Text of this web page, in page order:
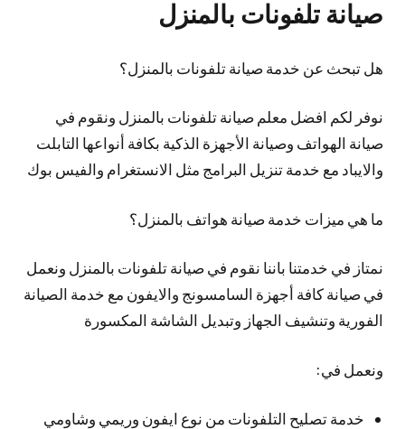
صيانة تلفونات بالمنزل
هل تبحث عن خدمة صيانة تلفونات بالمنزل؟
نوفر لكم افضل معلم صيانة تلفونات بالمنزل ونقوم في
صيانة الهواتف وصيانة الأجهزة الذكية بكافة أنواعها التابلت
والايباد مع خدمة تنزيل البرامج مثل الانستغرام والفيس بوك
ما هي ميزات خدمة صيانة هواتف بالمنزل؟
نمتاز في خدمتنا باننا نقوم في صيانة تلفونات بالمنزل ونعمل
في صيانة كافة أجهزة السامسونج والايفون مع خدمة الصيانة
الفورية وتنشيف الجهاز وتبديل الشاشة المكسورة
ونعمل في:
خدمة تصليح التلفونات من نوع ايفون وريمي وشاومي